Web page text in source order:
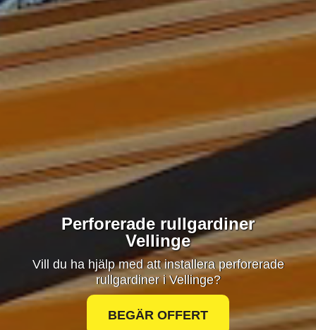
Perforerade rullgardiner
Vellinge
Vill du ha hjälp med att installera perforerade
rullgardiner i Vellinge?
BEGÄR OFFERT